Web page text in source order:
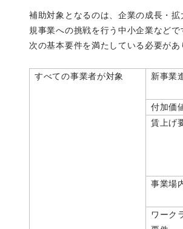
補助対象となるのは、企業の成長・拡
規事業への挑戦を行う中小企業などで
次の基本要件を満たしている必要があ
すべての事業者が対象 新事業
付加価
賃上げ
事業場
ワーク